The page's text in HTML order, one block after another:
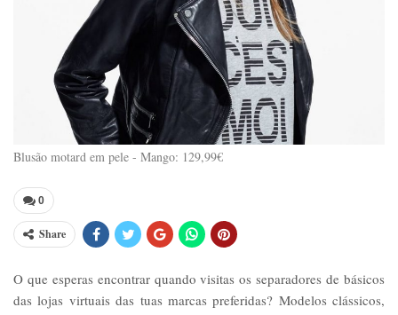
Blusão motard em pele - Mango: 129,99€
0
Share
O que esperas encontrar quando visitas os separadores de básicos
das lojas virtuais das tuas marcas preferidas? Modelos clássicos,